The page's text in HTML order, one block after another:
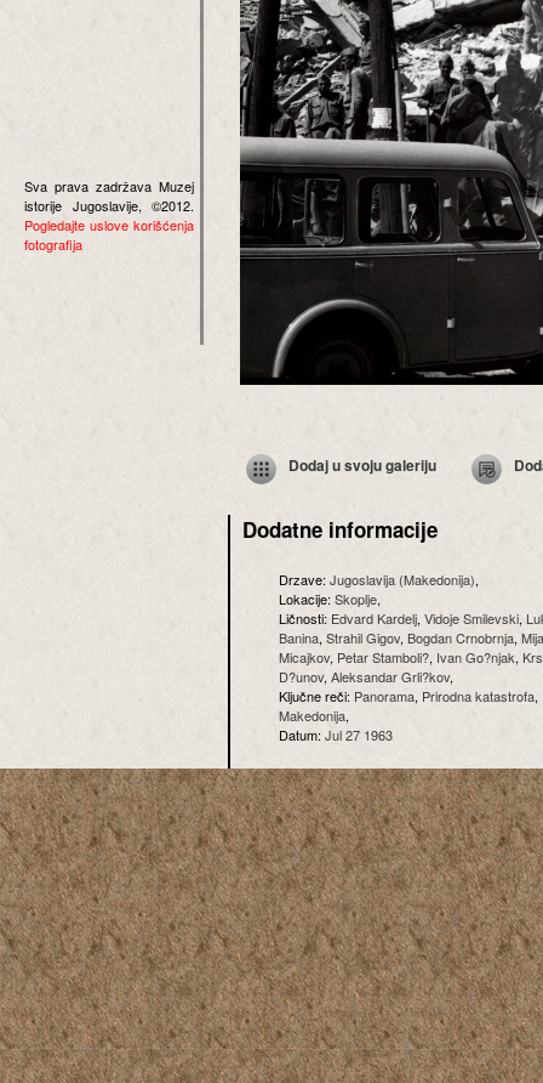
Sva prava zadržava Muzej
istorije Jugoslavije, ©2012.
Pogledajte uslove korišćenja
fotografija
Dodaj u svoju galeriju
Dodatne informacije
Drzave:Jugoslavija (Makedonija),
Lokacije:Skoplje,
Ličnosti: Edvard Kardelj, Vidoje Smilevski,
Banina, Strahil Gigov, Bogdan Crnobrnja,
Micajkov, Petar Stamboli?, Ivan Go?njak,
D?unov, Aleksandar Grli?kov,
Ključne reči: Panorama, Prirodna katastrofa,
Makedonija,
Datum:Jul 27 1963